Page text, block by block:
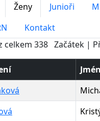
Ženy Junioři
Kontakt
celkem 338 Začátek |